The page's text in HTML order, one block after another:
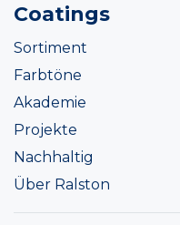
Coatings
Sortiment
Farbtöne
Akademie
Projekte
Nachhaltig
Über Ralston